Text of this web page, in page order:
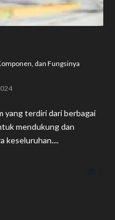
dan Fungsinya
yang terdiri dari berbagai
mendukung dan
keseluruhan....